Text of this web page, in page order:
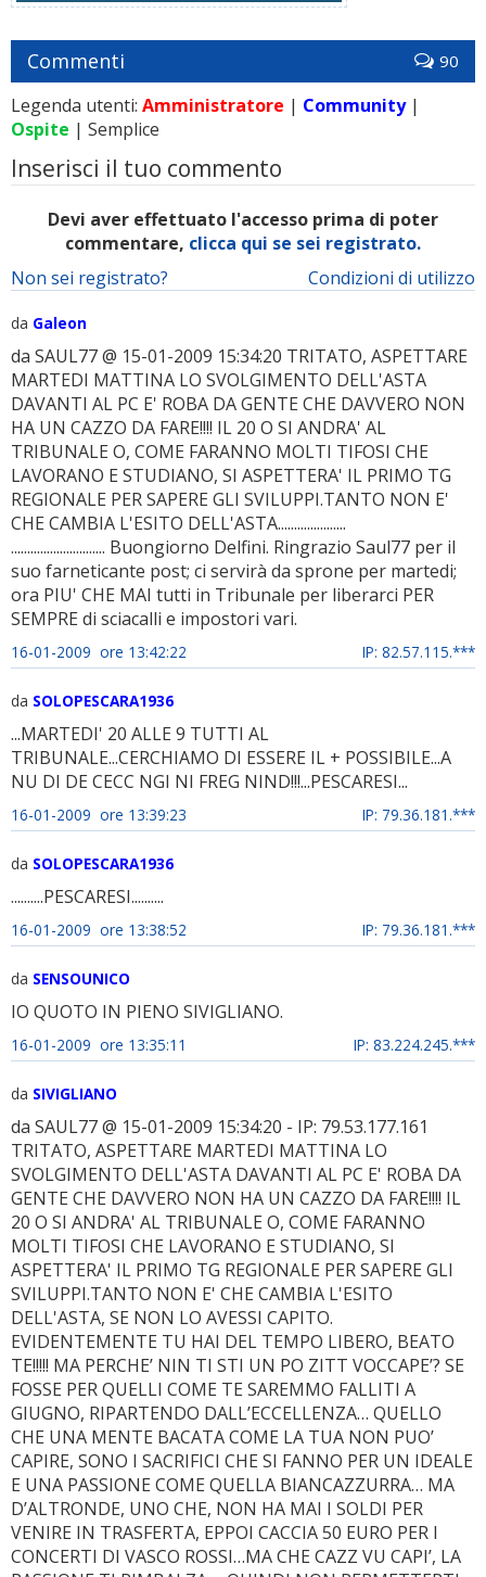
Commenti 90
Legenda utenti: Amministratore | Community|
Ospite | Semplice
Inserisci il tuo commento
Devi aver effettuato l'accesso prima di poter
commentare, clicca qui se sei registrato.
Condizioni di utilizzo
Non sei registrato?
da Galeon
da SAUL77 @ 15-01-2009 15:34:20 TRITATO, ASPETTARE
MARTEDI MATTINA LO SVOLGIMENTO DELL'ASTA
DAVANTI AL PC E' ROBA DA GENTE CHE DAVVERO NON
HA UN CAZZO DA FARE!!!! IL 20 O SI ANDRA' AL
TRIBUNALE O, COME FARANNO MOLTI TIFOSI CHE
LAVORANO E STUDIANO, SI ASPETTERA' IL PRIMO TG
REGIONALE PER SAPERE GLI SVILUPPI.TANTO NON E'
CHE CAMBIA L'ESITO DELL'ASTA.....................
............................. Buongiorno Delfini. Ringrazio Saul77 per il
suo farneticante post; ci servirà da sprone per martedi;
ora PIU' CHE MAI tutti in Tribunale per liberarci PER
SEMPRE di sciacalli e impostori vari.
16-01-2009 ore 13:42:22 IP: 82.57.115.***
da SOLOPESCARA1936
...MARTEDI' 20 ALLE 9 TUTTI AL
TRIBUNALE...CERCHIAMO DI ESSERE IL + POSSIBILE...A
NU DI DE CECC NGI NI FREG NIND!!!...PESCARESI...
16-01-2009 ore 13:39:23 IP: 79.36.181.***
da SOLOPESCARA1936
..........PESCARESI..........
16-01-2009 ore 13:38:52 IP: 79.36.181.***
da SENSOUNICO
IO QUOTO IN PIENO SIVIGLIANO.
16-01-2009 ore 13:35:11 IP: 83.224.245.***
da SIVIGLIANO
da SAUL77 @ 15-01-2009 15:34:20 - IP: 79.53.177.161
TRITATO, ASPETTARE MARTEDI MATTINA LO
SVOLGIMENTO DELL'ASTA DAVANTI AL PC E' ROBA DA
GENTE CHE DAVVERO NON HA UN CAZZO DA FARE!!!! IL
20 O SI ANDRA' AL TRIBUNALE O, COME FARANNO
MOLTI TIFOSI CHE LAVORANO E STUDIANO, SI
ASPETTERA' IL PRIMO TG REGIONALE PER SAPERE GLI
SVILUPPI.TANTO NON E' CHE CAMBIA L'ESITO
DELL'ASTA, SE NON LO AVESSI CAPITO.
EVIDENTEMENTE TU HAI DEL TEMPO LIBERO, BEATO
TE!!!!! MA PERCHE’ NIN TI STI UN PO ZITT VOCCAPE’? SE
FOSSE PER QUELLI COME TE SAREMMO FALLITI A
GIUGNO, RIPARTENDO DALL’ECCELLENZA… QUELLO
CHE UNA MENTE BACATA COME LA TUA NON PUO’
CAPIRE, SONO I SACRIFICI CHE SI FANNO PER UN IDEALE
E UNA PASSIONE COME QUELLA BIANCAZZURRA… MA
D’ALTRONDE, UNO CHE, NON HA MAI I SOLDI PER
VENIRE IN TRASFERTA, EPPOI CACCIA 50 EURO PER I
CONCERTI DI VASCO ROSSI…MA CHE CAZZ VU CAPI’, LA